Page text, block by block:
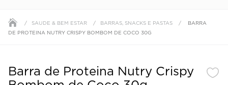
SAUDE & BEM ESTAR BARRAS, SNACKS E PASTAS
BARRA
DE PROTEINA NUTRY CRISPY BOMBOM DE COCO 30G
Barra de Proteina Nutry Crispy